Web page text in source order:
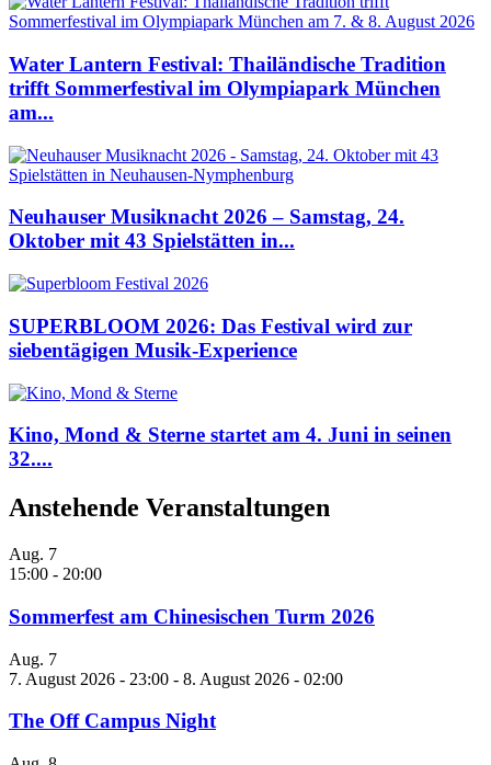
Water Lantern Festival: Thailändische Tradition
trifft Sommerfestival im Olympiapark München
am...
Neuhauser Musiknacht 2026 – Samstag, 24.
Oktober mit 43 Spielstätten in...
SUPERBLOOM 2026: Das Festival wird zur
siebentägigen Musik-Experience
Kino, Mond & Sterne startet am 4. Juni in seinen
32....
Anstehende Veranstaltungen
Aug. 7
15:00 - 20:00
Sommerfest am Chinesischen Turm 2026
Aug. 7
7. August 2026 - 23:00 - 8. August 2026 - 02:00
The Off Campus Night